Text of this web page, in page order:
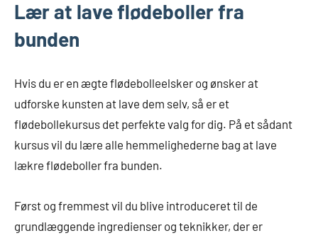
Lær at lave flødeboller fra
bunden
Hvis du er en ægte flødebolleelsker og ønsker at
udforske kunsten at lave dem selv, så er et
flødebollekursus det perfekte valg for dig. På et sådant
kursus vil du lære alle hemmelighederne bag at lave
lækre flødeboller fra bunden.
Først og fremmest vil du blive introduceret til de
grundlæggende ingredienser og teknikker, der er